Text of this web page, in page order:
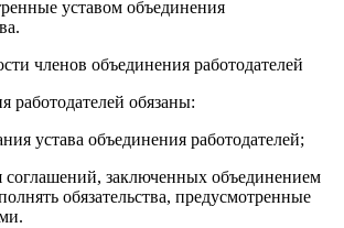
уставом объединения
членов объединения работодателей
работодателей обязаны:
устава объединения работодателей;
соглашений, заключенных объединением
обязательства, предусмотренные